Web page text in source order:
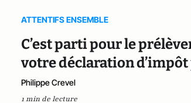
ATTENTIFS ENSEMBLE
C’est parti pour le
votre déclaration
Philippe Crevel
1 min de lecture